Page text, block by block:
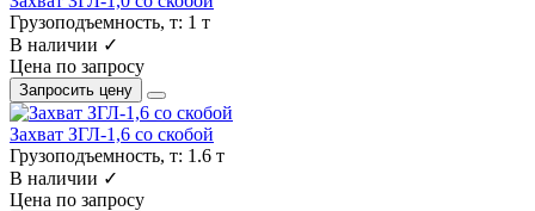
Грузоподъемность, т: 1 т
В наличии ✓
Цена по запросу
Запросить цену
Захват ЗГЛ-1,6 со скобой
Грузоподъемность, т: 1.6 т
В наличии ✓
Цена по запросу